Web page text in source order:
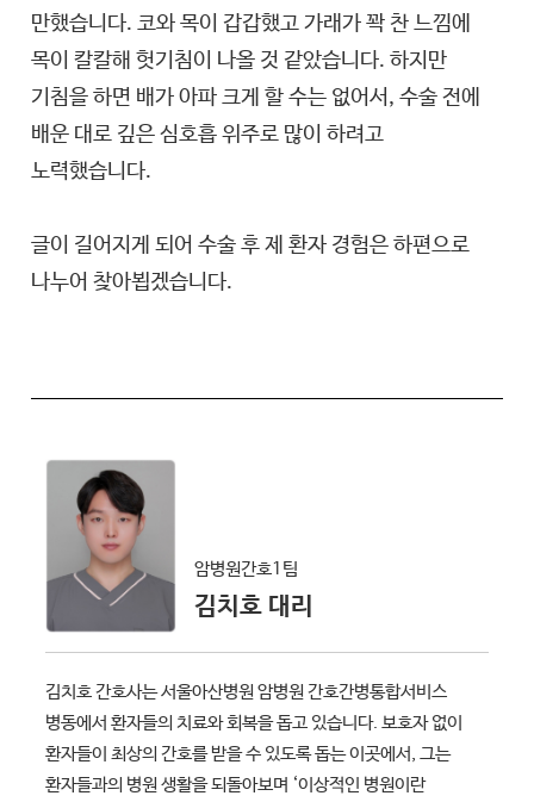
만했습니다. 코와 목이 갑갑했고 가래가 꽉 찬 느낌에
목이 칼칼해 헛기침이 나올 것 같았습니다. 하지만
기침을 하면 배가 아파 크게 할 수는 없어서, 수술 전에
배운 대로 깊은 심호흡 위주로 많이 하려고
노력했습니다.
글이 길어지게 되어 수술 후 제 환자 경험은 하편으로
나누어 찾아뵙겠습니다.
암병원간호1팀
김치호 대리
김치호 간호사는 서울아산병원 암병원 간호간병통합서비스
병동에서 환자들의 치료와 회복을 돕고 있습니다. 보호자 없이
환자들이 최상의 간호를 받을 수 있도록 돕는 이곳에서, 그는
환자들과의 병원 생활을 되돌아보며 ‘이상적인 병원이란